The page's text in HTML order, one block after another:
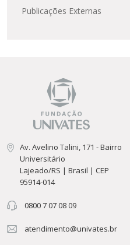
Publicações Externas
Av. Avelino Talini, 171 - Bairro
Universitário
Lajeado/RS | Brasil | CEP
95914-014
0800 7 07 08 09
atendimento@univates.br